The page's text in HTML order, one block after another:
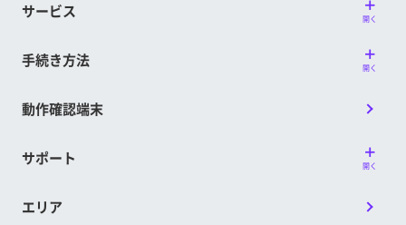
④プライベートリレーをタップ
サービス 開く
手続き方法 開く
動作確認端末
サポート 開く
エリア